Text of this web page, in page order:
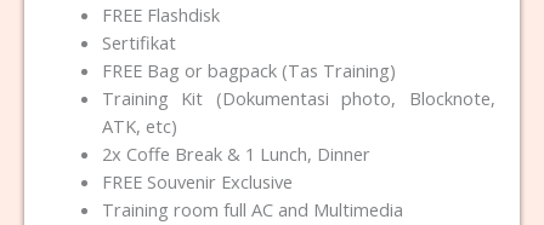
FREE Flashdisk
Sertifikat
FREE Bag or bagpack (Tas Training)
Training Kit (Dokumentasi photo, Blocknote,
ATK, etc)
2x Coffe Break & 1 Lunch, Dinner
FREE Souvenir Exclusive
Training room full AC and Multimedia